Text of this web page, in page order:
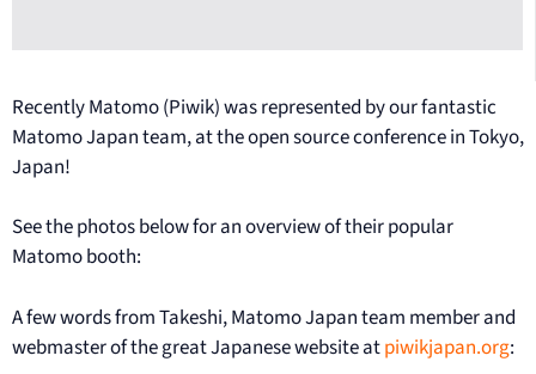
Recently Matomo (Piwik) was represented by our fantastic
Matomo Japan team, at the open source conference in Tokyo,
Japan!
See the photos below for an overview of their popular
Matomo booth:
A few words from Takeshi, Matomo Japan team member and
webmaster of the great Japanese website atpiwikjapan.org: